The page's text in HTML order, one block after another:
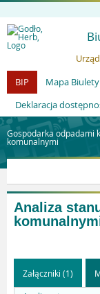
BIP
Mapa
Deklaracja
Gospodarka odpadami
komunalnymi
Analiza
Załączniki (1)